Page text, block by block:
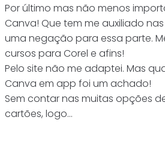
Por último mas não menos
Canva! Que tem me auxiliado
uma negação para essa parte.
cursos para Corel e afins!
Pelo site não me adaptei. Mas
Canva em app foi um achado!
Sem contar nas muitas opções
cartões, logo…